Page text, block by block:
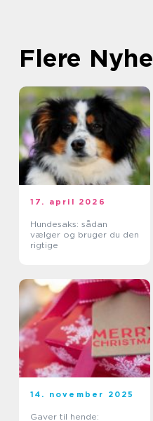
Flere
17. april 2026
Hundesaks: sådan
vælger og bruger du den
rigtige
14. november 2025
Gaver til hende: